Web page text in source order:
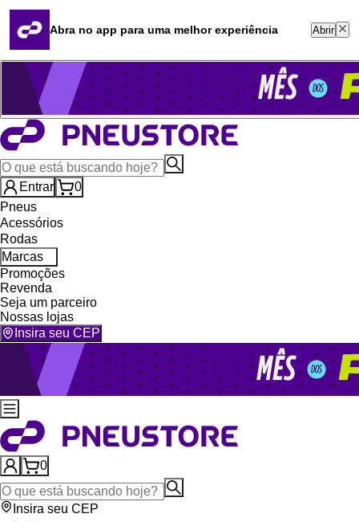
Quero revender
Blog
Whatsapp (16) 99764-8401
Televendas (47) 3046-2551
Entrar
0
Pneus
Acessórios
Rodas
Marcas
Promoções
Revenda
Seja um parceiro
Nossas lojas
Insira seu CEP
0
Insira seu CEP
Abra no app para uma melhor experiência Abrir